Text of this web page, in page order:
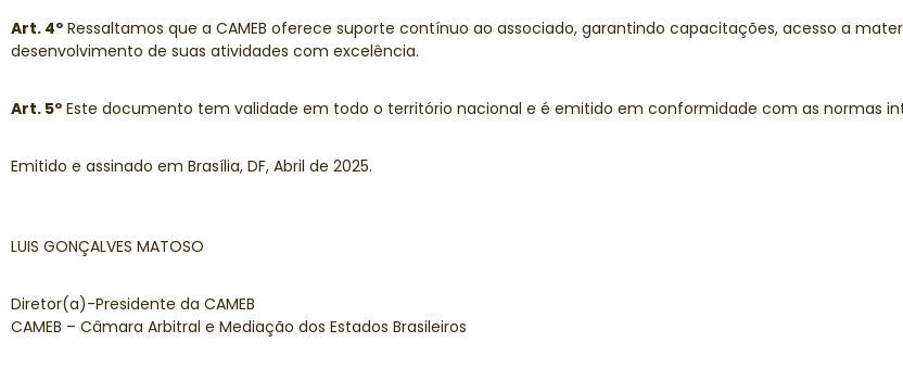
Art. 4º Ressaltamos que a CAMEB oferece suporte contínuo ao associado, garantindo capacitações, acesso a
desenvolvimento de suas atividades com excelência.
Art. 5º Este documento tem validade em todo o território nacional e é emitido em conformidade com as normas
Emitido e assinado em Brasília, DF, Abril de 2025.
LUIS GONÇALVES MATOSO
Diretor(a)-Presidente da CAMEB
CAMEB – Câmara Arbitral e Mediação dos Estados Brasileiros